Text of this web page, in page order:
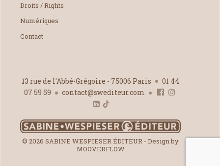
Droits / Rights
Numériques
Contact
13 rue de l’Abbé-Grégoire - 75006 Paris
01 44
07 59 59
contact@swediteur.com
© 2026 SABINE WESPIESER ÉDITEUR - Design by
MOOVERFLOW